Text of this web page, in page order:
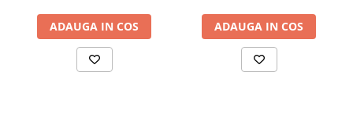
ADAUGA IN COS ADAUGA IN COS